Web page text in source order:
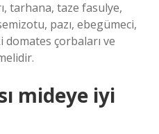
tarhana, taze fasulye,
pazı, ebegümeci,
domates çorbaları ve
mideye iyi